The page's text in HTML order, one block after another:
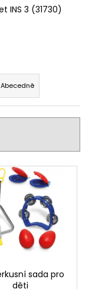
INS 3 (31730)
Abecedně
sada pro
děti